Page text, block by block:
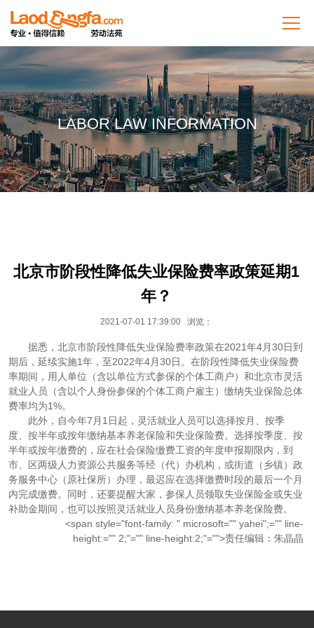
LABOR LAW INFORMATION
北京市阶段性降低失业保险费率政策延期1
年？
2021-07-01 17:39:00 浏览：
据悉，北京市阶段性降低失业保险费率政策在2021年4月30日到
期后，延续实施1年，至2022年4月30日。在阶段性降低失业保险费
率期间，用人单位（含以单位方式参保的个体工商户）和北京市灵活
就业人员（含以个人身份参保的个体工商户雇主）缴纳失业保险总体
费率均为1%。
此外，自今年7月1日起，灵活就业人员可以选择按月、按季
度、按半年或按年缴纳基本养老保险和失业保险费。选择按季度、按
半年或按年缴费的，应在社会保险缴费工资的年度申报期限内，到
市、区两级人力资源公共服务等经（代）办机构，或街道（乡镇）政
务服务中心（原社保所）办理，最迟应在选择缴费时段的最后一个月
内完成缴费。同时，还要提醒大家，参保人员领取失业保险金或失业
补助金期间，也可以按照灵活就业人员身份缴纳基本养老保险费。
<span style="font-family: " microsoft="" yahei";="" line-
height:="" 2;"="" line-height:2;"="">责任编辑：朱晶晶